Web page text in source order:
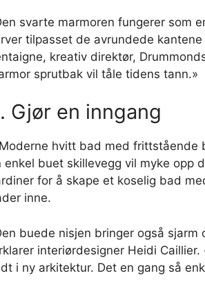
svarte marmoren fungerer som
tilpasset de avrundede
kreativ direktør,
sprutbak vil tåle tidens tann.»
Gjør en inngang
enkel buet skillevegg vil myke opp
for å skape et koselig bad
inne.
buede nisjen bringer også
interiørdesigner Heidi
i ny arkitektur. Det en gang så